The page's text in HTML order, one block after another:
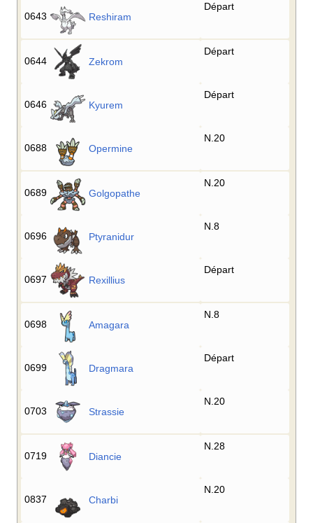
0643 Reshiram
Départ
0644 Zekrom
Départ
0646 Kyurem
Départ
0688 Opermine
N.20
0689 Golgopathe
N.20
0696 Ptyranidur
N.8
0697 Rexillius
Départ
0698 Amagara
N.8
0699 Dragmara
Départ
0703 Strassie
N.20
0719 Diancie
N.28
0837 Charbi
N.20